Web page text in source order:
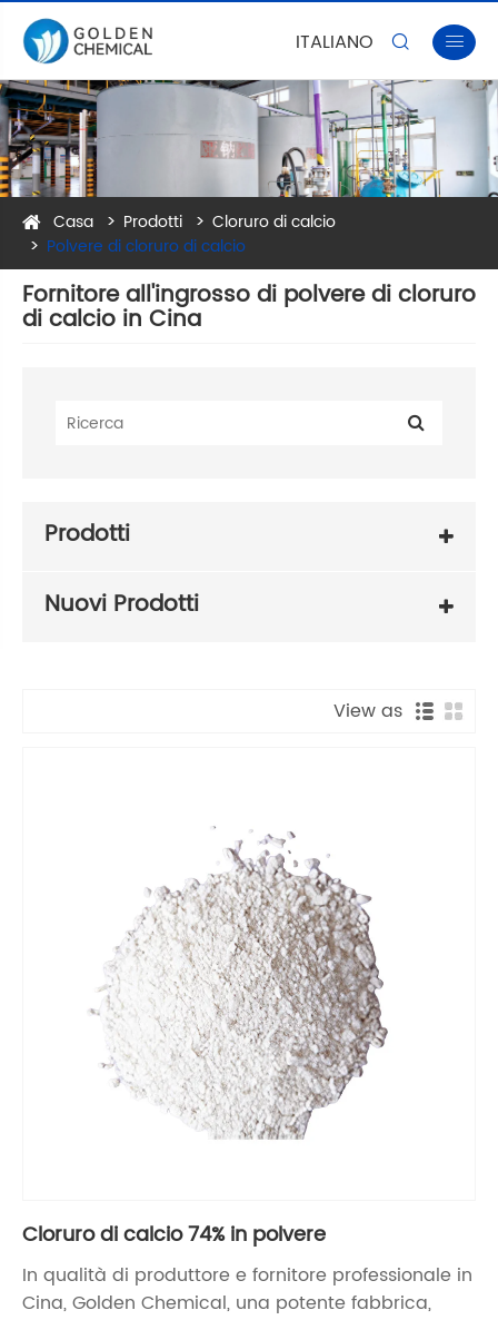
ITALIANO  
Casa Prodotti
Cloruro di calcio
Polvere di cloruro di calcio
Fornitore all'ingrosso di polvere di cloruro
di calcio in Cina
Prodotti
Nuovi Prodotti
View as
Cloruro di calcio 74% in polvere
In qualità di produttore e fornitore professionale in
Cina, Golden Chemical, una potente fabbrica,